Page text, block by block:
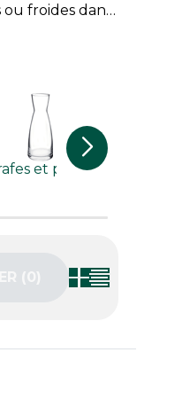
froides dans
et pichets
(0)‎